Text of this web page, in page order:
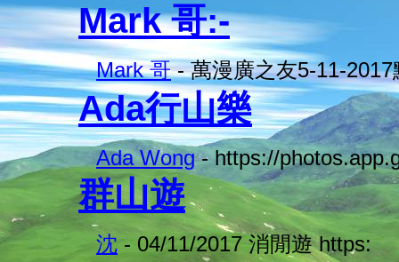
Mark 哥:-
Mark 哥- 萬漫廣之友5-11-2017
Ada行山樂
Ada Wong- https://
群山遊
沈 - 04/11/2017 消閒遊 https: